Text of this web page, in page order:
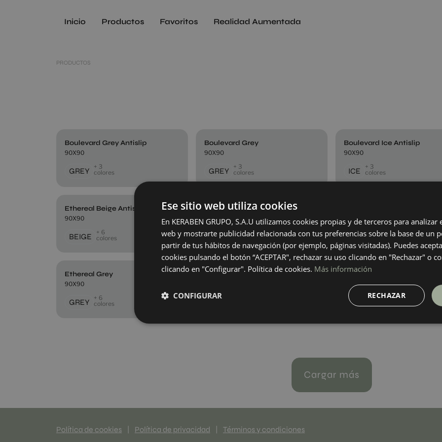
Inicio Productos Favoritos Realidad Aumentada
PRODUCTOS
Boulevard Grey Antislip
90X90
GREY
+ 3
colores
Boulevard Grey
90X90
GREY
+ 3
colores
Boulevard Ice Antislip
90X90
ICE
+ 3
colores
Ethereal Beige Antislip
90X90
BEIGE
+ 6
colores
Ethereal Beige
90X90
BEIGE
+ 6
colores
90X90
COPPER
+ 6
colores
Ethereal Grey
90X90
GREY
+ 6
colores
Ethereal Night Ethereal White
90X90
WHITE
+ 6
Cargar más
Política de cookies Política de privacidad Términos y condiciones
Ese sitio web utiliza cookies
En KERABEN GRUPO, S.A.U utilizamos cookies propias y de terceros para
web y mostrarte publicidad relacionada con tus preferencias sobre la base de un
partir de tus hábitos de navegación (por ejemplo, páginas visitadas). Puedes
cookies pulsando el botón “ACEPTAR", rechazar su uso clicando en "Rechazar" o
clicando en "Configurar". Política de cookies. Más información
RECHAZAR
CONFIGURAR